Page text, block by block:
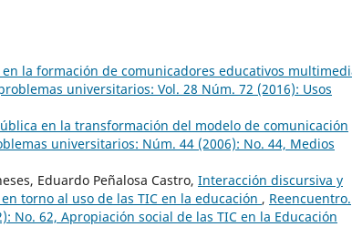
en la formación de comunicadores educativos
universitarios: Vol. 28 Núm. 72 (2016): Usos
en la transformación del modelo de comunicación
universitarios: Núm. 44 (2006): No. 44, Medios
Eduardo Peñalosa Castro, Interacción discursiva y
torno al uso de las TIC en la educación , Reencuentro.
62, Apropiación social de las TIC en la Educación